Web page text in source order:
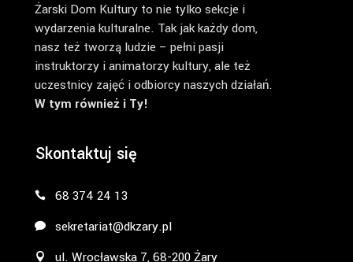
Żarski Dom Kultury to nie tylko sekcje i
wydarzenia kulturalne. Tak jak każdy dom,
nasz też tworzą ludzie – pełni pasji
instruktorzy i animatorzy kultury, ale też
uczestnicy zajęć i odbiorcy naszych działań.
W tym również i Ty!
Skontaktuj się
68 374 24 13
sekretariat@dkzary.pl
ul. Wrocławska 7, 68-200 Żary